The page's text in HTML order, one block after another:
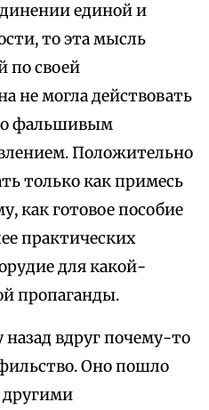
единой и
то эта мысль
по своей
не могла действовать
фальшивым
Положительно
только как примесь
как готовое пособие
практических
для какой-
пропаганды.
вдруг почему-то
Оно пошло
другими